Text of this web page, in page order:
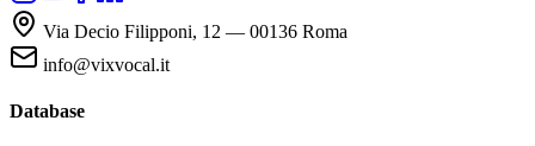
Via Decio Filipponi, 12 — 00136 Roma
info@vixvocal.it
Database